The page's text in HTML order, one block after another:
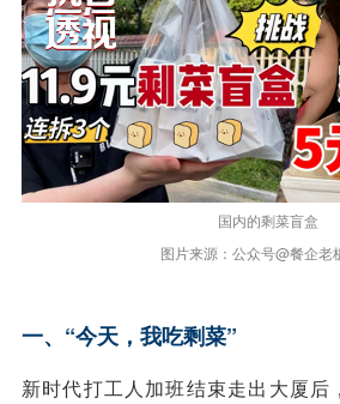
国内的剩菜盲盒
图片来源：公众号@餐企老
一、“今天，我吃剩菜”
新时代打工人加班结束走出大厦后